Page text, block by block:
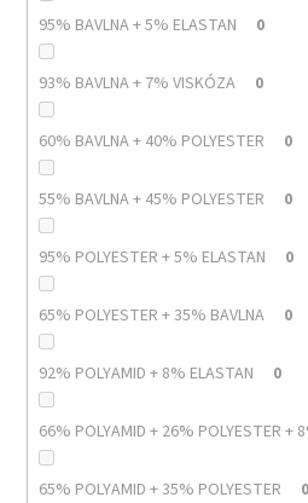
95% BAVLNA + 5% ELASTAN 0
93% BAVLNA + 7% VISKÓZA 0
60% BAVLNA + 40% POLYESTER 0
55% BAVLNA + 45% POLYESTER 0
95% POLYESTER + 5% ELASTAN 0
65% POLYESTER + 35% BAVLNA 0
92% POLYAMID + 8% ELASTAN 0
66% POLYAMID + 26% POLYESTER +
65% POLYAMID + 35% POLYESTER 0